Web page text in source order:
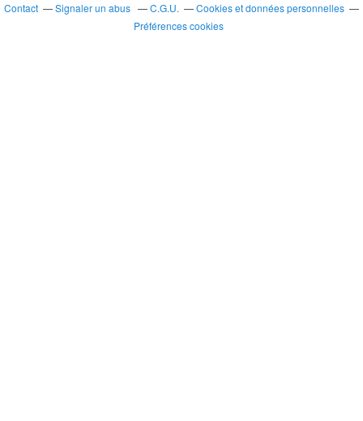
Contact
Signaler un abus C.G.U.
Cookies et données personnelles
Préférences cookies